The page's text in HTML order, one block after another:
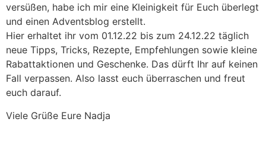
versüßen, habe ich mir eine Kleinigkeit für Euch überlegt
und einen Adventsblog erstellt.
Hier erhaltet ihr vom 01.12.22 bis zum 24.12.22 täglich
neue Tipps, Tricks, Rezepte, Empfehlungen sowie kleine
Rabattaktionen und Geschenke. Das dürft Ihr auf keinen
Fall verpassen. Also lasst euch überraschen und freut
euch darauf.
Viele Grüße Eure Nadja